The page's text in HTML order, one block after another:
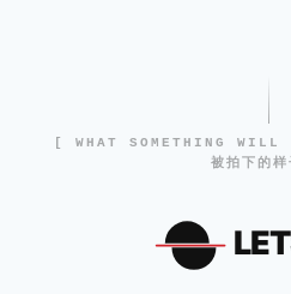
[ WHAT SOMETHING
被拍下的